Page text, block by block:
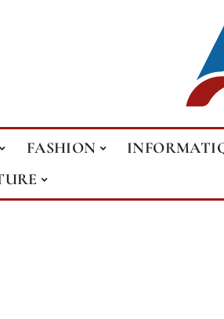
FASHION